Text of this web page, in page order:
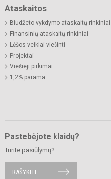
Ataskaitos
Biudžeto vykdymo ataskaitų rinkiniai
Finansinių ataskaitų rinkiniai
Lėšos veiklai viešinti
Projektai
Viešieji pirkimai
1,2% parama
Pastebėjote klaidų?
Turite pasiūlymų?
RAŠYKITE